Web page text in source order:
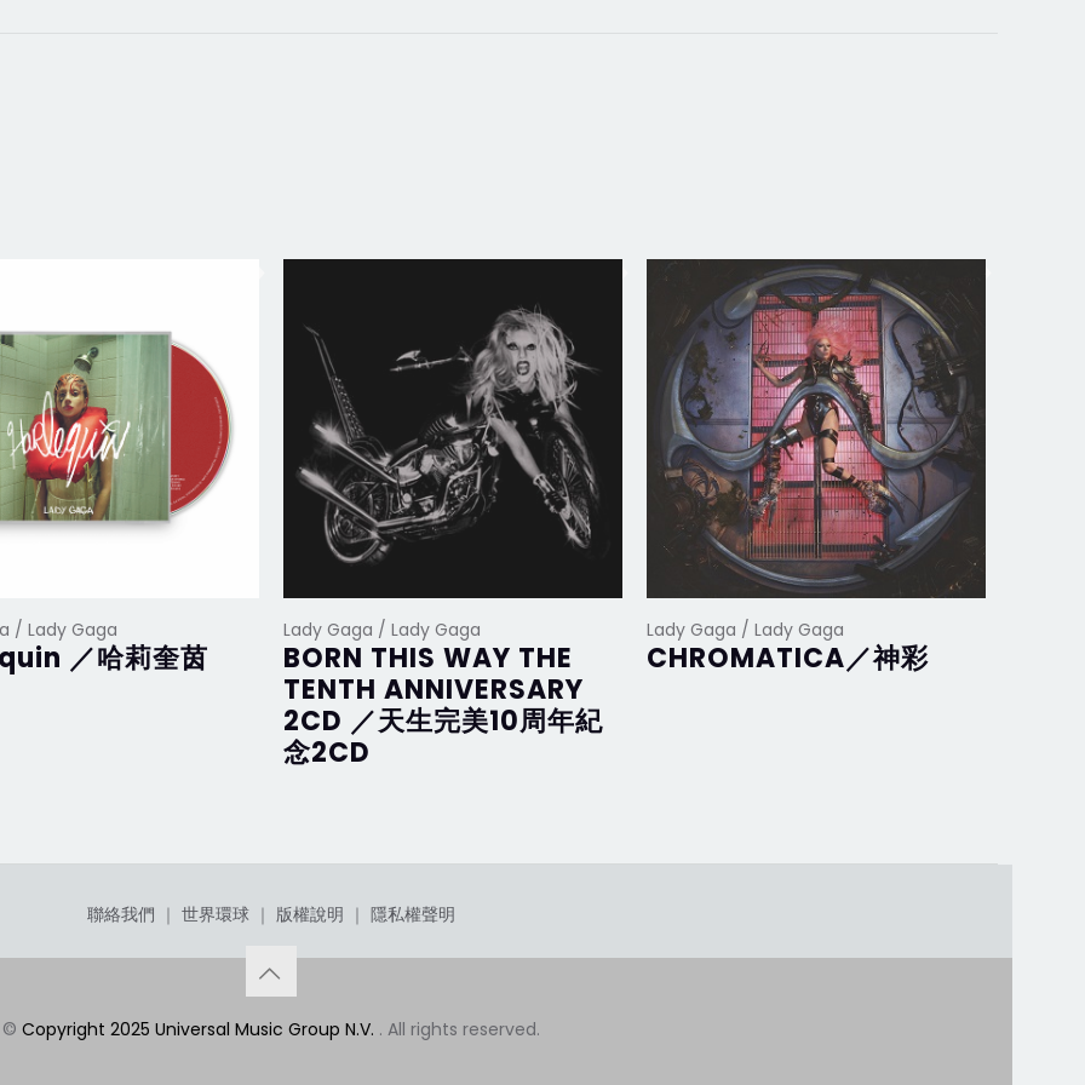
/ Lady Gaga
／哈莉奎茵
Lady Gaga / Lady Gaga
BORN THIS WAY THE
TENTH ANNIVERSARY
2CD ／天生完美10周年紀
念2CD
Lady Gaga / Lady Gaga
CHROMATICA／神彩
聯絡我們 ｜ 世界環球｜ 版權說明 ｜ 隱私權聲明
© Copyright 2025 Universal Music Group N.V. . All rights reserved.